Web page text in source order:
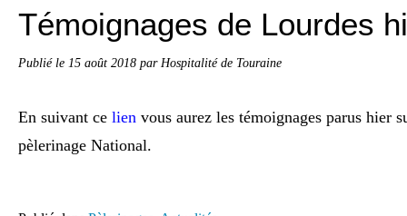
Témoignages de Lourdes
Publié le 15 août 2018 par Hospitalité de Touraine
En suivant ce lien vous aurez les témoignages parus hier
pèlerinage National.